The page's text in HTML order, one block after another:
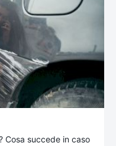
Cosa succede in caso